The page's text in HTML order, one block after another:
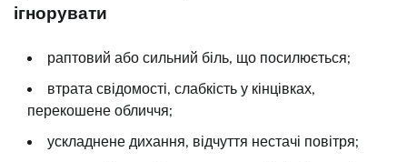
ігнорувати
раптовий або сильний біль, що посилюється;
втрата свідомості, слабкість у кінцівках,
перекошене обличчя;
ускладнене дихання, відчуття нестачі повітря;